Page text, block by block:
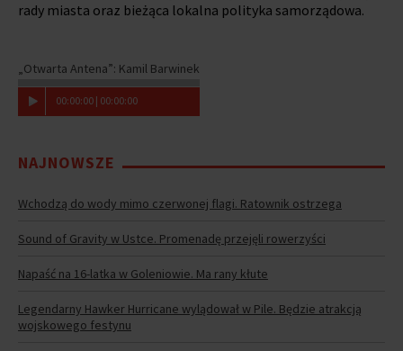
rady miasta oraz bieżąca lokalna polityka samorządowa.
„Otwarta Antena”: Kamil Barwinek
00:00:00 | 00:00:00
NAJNOWSZE
Wchodzą do wody mimo czerwonej flagi. Ratownik ostrzega
Sound of Gravity w Ustce. Promenadę przejęli rowerzyści
Napaść na 16-latka w Goleniowie. Ma rany kłute
Legendarny Hawker Hurricane wylądował w Pile. Będzie atrakcją
wojskowego festynu